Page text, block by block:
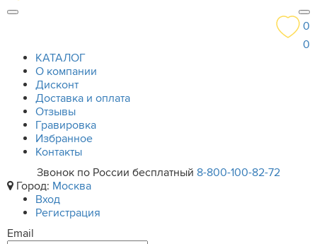
0
0
КАТАЛОГ
О компании
Дисконт
Доставка и оплата
Отзывы
Гравировка
Избранное
Контакты
Звонок по России бесплатный 8-800-100-82-72
Город: Москва
Вход
Регистрация
Email